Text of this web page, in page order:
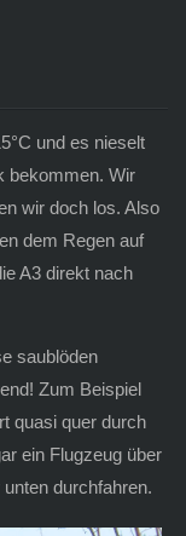
und es nieselt
bekommen. Wir
wir doch los. Also
dem Regen auf
A3 direkt nach
saublöden
Zum Beispiel
quasi quer durch
ein Flugzeug über
durchfahren.